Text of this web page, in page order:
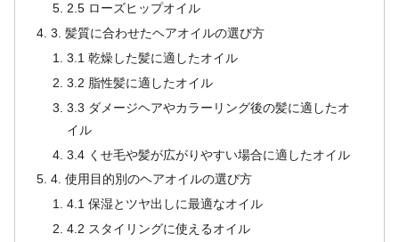
2.5 ローズヒップオイル
3. 髪質に合わせたヘアオイルの選び方
3.1 乾燥した髪に適したオイル
3.2 脂性髪に適したオイル
3.3 ダメージヘアやカラーリング後の髪に適したオ
イル
3.4 くせ毛や髪が広がりやすい場合に適したオイル
4. 使用目的別のヘアオイルの選び方
4.1 保湿とツヤ出しに最適なオイル
4.2 スタイリングに使えるオイル